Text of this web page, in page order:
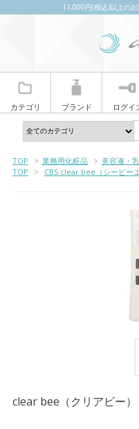
11,000円(税込)以上の
カテゴリ ブランド ログイ
TOP > 業務用化粧品 > 美容液・
TOP
> CBS clear bee（シービー
clear bee（クリアビー